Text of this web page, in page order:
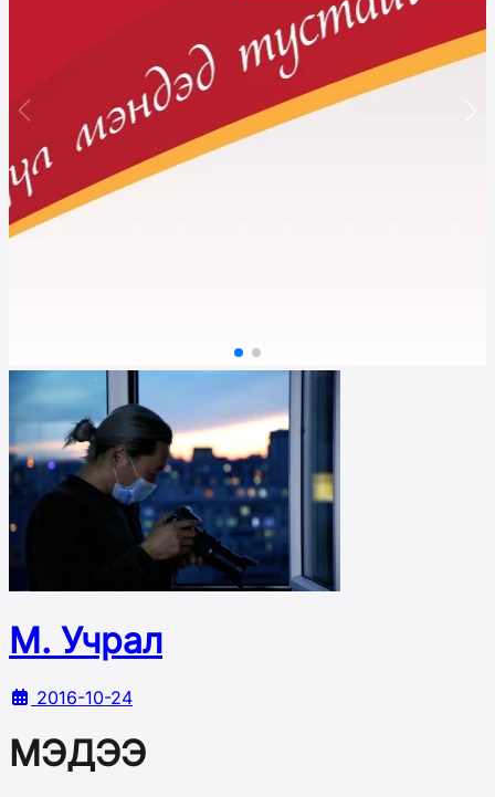
М. Учрал
2016-10-24
МЭДЭЭ